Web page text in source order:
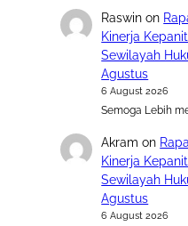
Raswin on
Kinerja
Sewilayah
Agustus
6 August 2026
Semoga Lebih
Akram on
Kinerja
Sewilayah
Agustus
6 August 2026